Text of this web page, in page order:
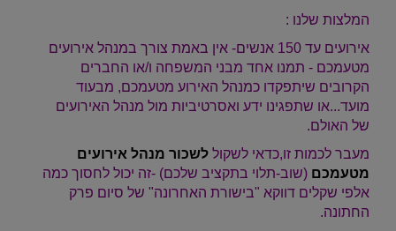
המלצות שלנו :
אירועים עד 150 אנשים- אין באמת צורך במנהל אירועים
מטעמכם - תמנו אחד מבני המשפחה ו/או החברים
הקרובים שיתפקדו כמנהל האירוע מטעמכם, מבעוד
מועד...או שתפגינו ידע ואסרטיביות מול מנהל האירועים
של האולם.
מעבר לכמות זו,כדאי לשקול לשכור מנהל אירועים
מטעמכם (שוב-תלוי בתקציב שלכם) -זה יכול לחסוך כמה
אלפי שקלים דווקא "בישורת האחרונה" של סיום פרק
החתונה.